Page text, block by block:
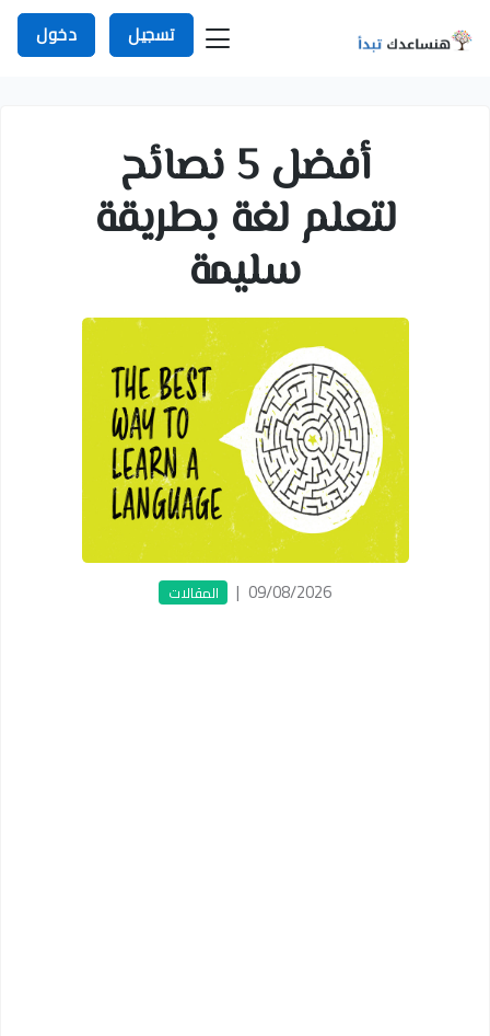
تسجيل دخول
أفضل 5 نصائح
لتعلم لغة بطريقة
سليمة
09/08/2026
| المقالات